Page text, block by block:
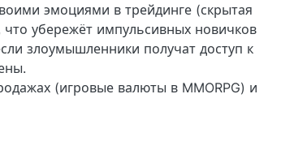
эмоциями в трейдинге (скрытая
что убережёт импульсивных новичков
злоумышленники получат доступ к
(игровые валюты в MMORPG) и